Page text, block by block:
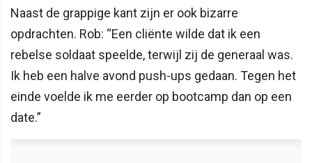
Naast de grappige kant zijn er ook bizarre
opdrachten. Rob: “Een cliënte wilde dat ik een
rebelse soldaat speelde, terwijl zij de generaal was.
Ik heb een halve avond push-ups gedaan. Tegen het
einde voelde ik me eerder op bootcamp dan op een
date.”